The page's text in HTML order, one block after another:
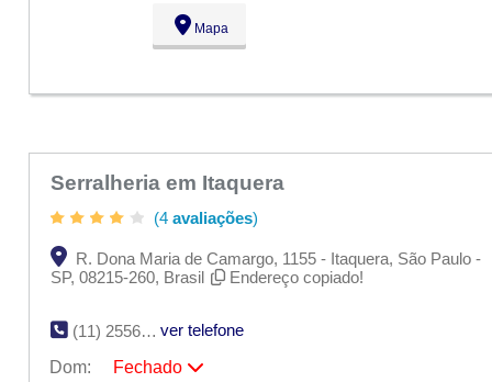
09:00 - 18:00
Fechado
Fechado
Mapa
Serralheria em Itaquera
(4 avaliações)
R. Dona Maria de Camargo, 1155 - Itaquera, São Paulo -
SP, 08215-260, Brasil
Endereço copiado!
(11) 2556-3166
ver telefone
Dom:
Fechado